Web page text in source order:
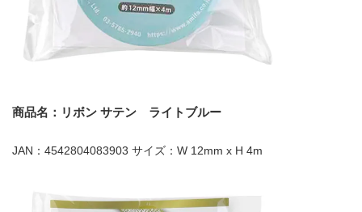
商品名：リボン サテン ライトブルー
JAN：4542804083903 サイズ：W 12mm x H 4m